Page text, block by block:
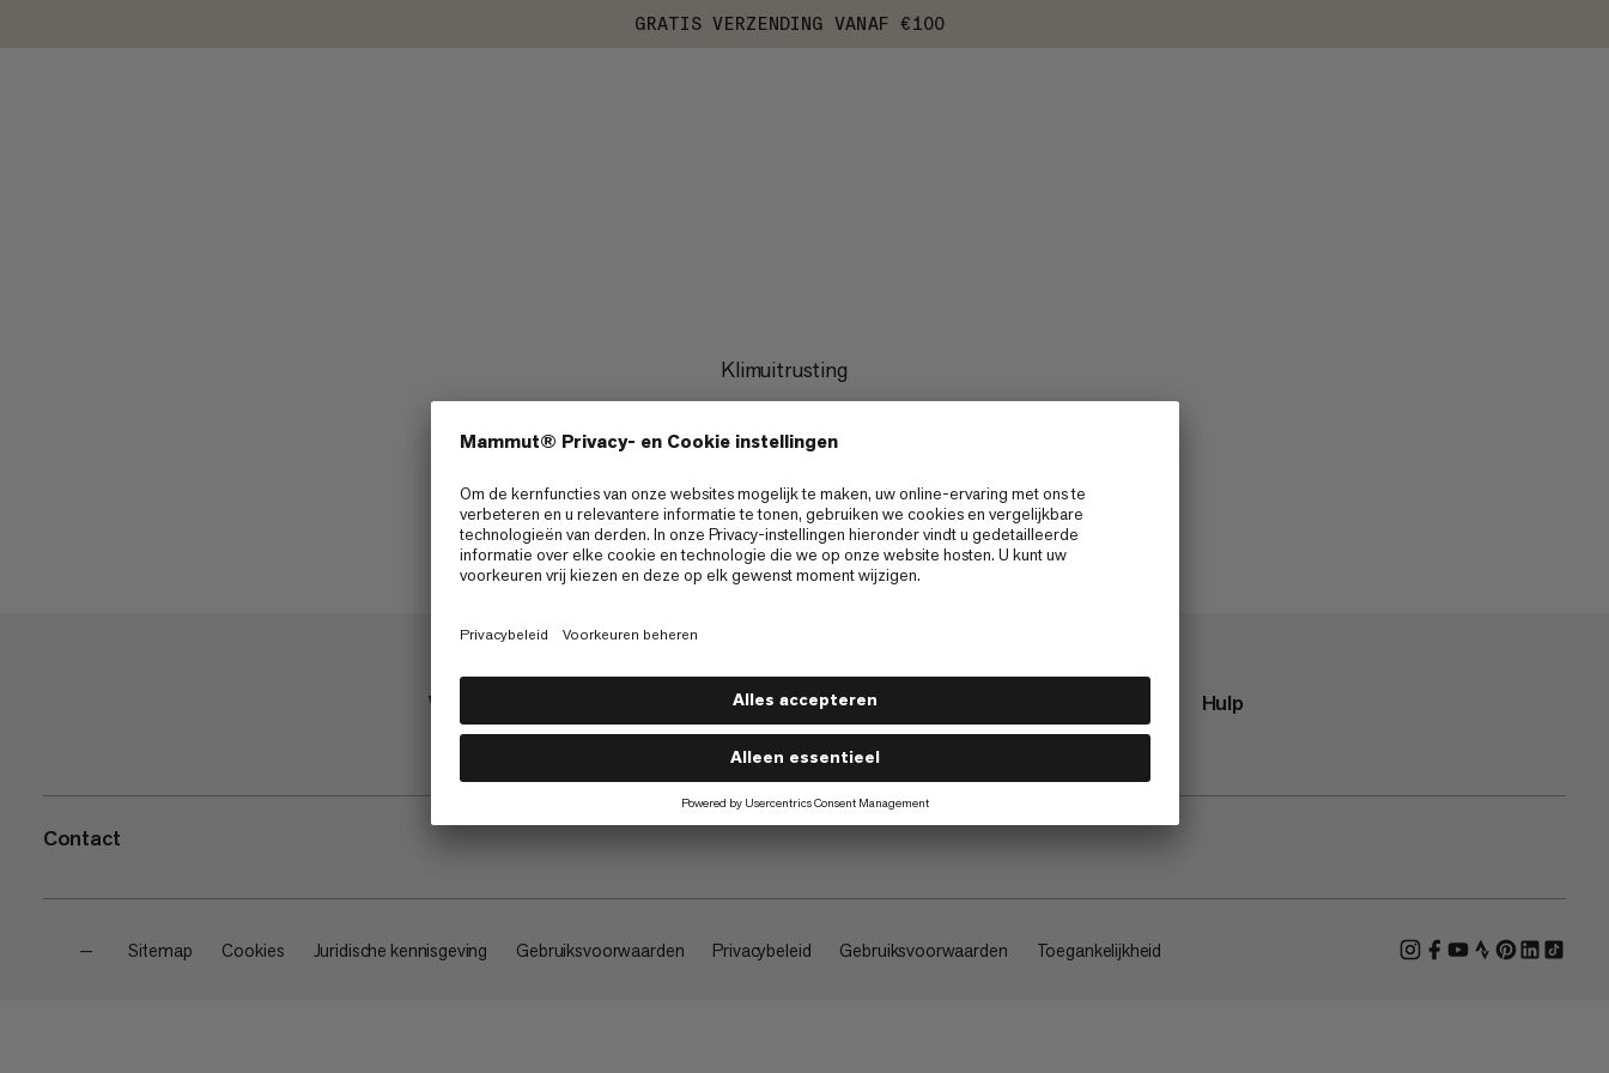
GRATIS VERZENDING VANAF €100
Klimuitrusting
Winkel Over Hulp
Contact
— Sitemap Cookies Juridische kennisgeving Gebruiksvoorwaarden Privacybeleid Gebruiksvoorwaarden Toegankelijkheid